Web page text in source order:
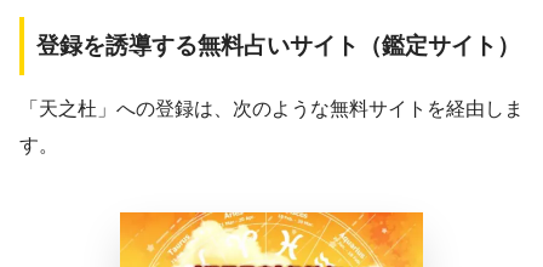
登録を誘導する無料占いサイト（鑑定サイト）
「天之杜」への登録は、次のような無料サイトを経由しま
す。